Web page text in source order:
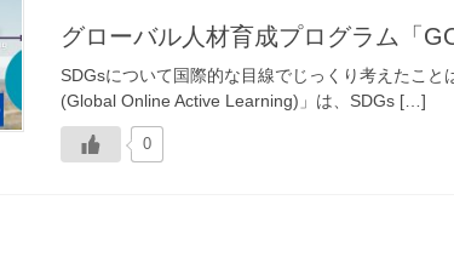
グローバル人材育成プログラム「
SDGsについて国際的な目線でじっくり考えたこ
(Global Online Active Learning)」は、SDGs […]
0